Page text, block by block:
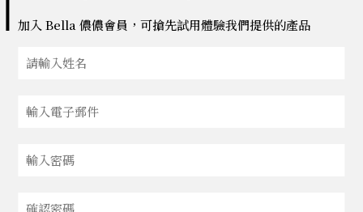
加入 Bella 儂儂會員，可搶先試用體驗我們提供的產品